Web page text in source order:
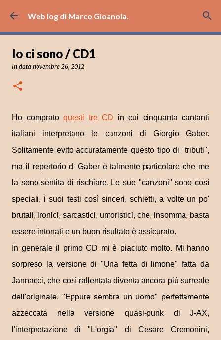
Passa ai contenuti principali
Web log di Marco Gioanola.
Io ci sono / CD1
in data novembre 26, 2012
Ho comprato questi tre CD in cui cinquanta cantanti
italiani interpretano le canzoni di Giorgio Gaber.
Solitamente evito accuratamente questo tipo di "tributi",
ma il repertorio di Gaber è talmente particolare che me
la sono sentita di rischiare. Le sue "canzoni" sono così
speciali, i suoi testi così sinceri, schietti, a volte un po'
brutali, ironici, sarcastici, umoristici, che, insomma, basta
essere intonati e un buon risultato è assicurato.
In generale il primo CD mi è piaciuto molto. Mi hanno
sorpreso la versione di "Una fetta di limone" fatta da
Jannacci, che così rallentata diventa ancora più surreale
dell'originale, "Eppure sembra un uomo" perfettamente
azzeccata nella versione quasi-punk di J-AX,
l'interpretazione di "L'orgia" di Cesare Cremonini,